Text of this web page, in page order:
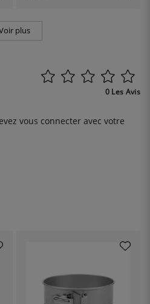
plus
0 Les Avis
vous connecter avec votre